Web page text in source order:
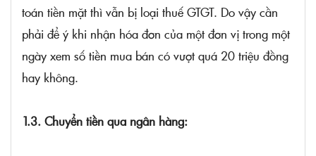
toán tiền mặt thì vẫn bị loại thuế GTGT. Do vậy cần
phải để ý khi nhận hóa đơn của một đơn vị trong một
ngày xem số tiền mua bán có vượt quá 20 triệu đồng
hay không.
1.3. Chuyển tiền qua ngân hàng: